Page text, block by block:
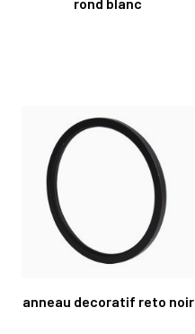
anneau decoratif reto noir